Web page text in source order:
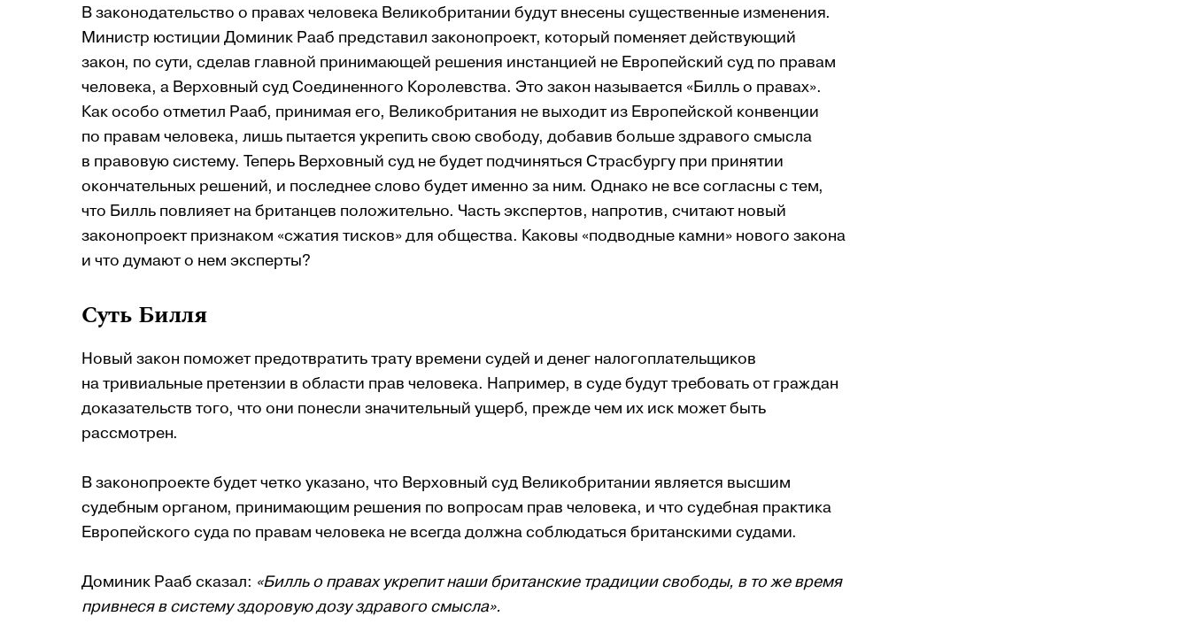
В законодательство о правах человека Великобритании будут внесены существенные изменения.
Министр юстиции Доминик Рааб представил законопроект, который поменяет действующий
закон, по сути, сделав главной принимающей решения инстанцией не Европейский суд по правам
человека, а Верховный суд Соединенного Королевства. Это закон называется «Билль о правах».
Как особо отметил Рааб, принимая его, Великобритания не выходит из Европейской конвенции
по правам человека, лишь пытается укрепить свою свободу, добавив больше здравого смысла
в правовую систему. Теперь Верховный суд не будет подчиняться Страсбургу при принятии
окончательных решений, и последнее слово будет именно за ним. Однако не все согласны с тем,
что Билль повлияет на британцев положительно. Часть экспертов, напротив, считают новый
законопроект признаком «сжатия тисков» для общества. Каковы «подводные камни» нового закона
и что думают о нем эксперты?
Суть Билля
Новый закон поможет предотвратить трату времени судей и денег налогоплательщиков
на тривиальные претензии в области прав человека. Например, в суде будут требовать от граждан
доказательств того, что они понесли значительный ущерб, прежде чем их иск может быть
рассмотрен.
В законопроекте будет четко указано, что Верховный суд Великобритании является высшим
судебным органом, принимающим решения по вопросам прав человека, и что судебная практика
Европейского суда по правам человека не всегда должна соблюдаться британскими судами.
Доминик Рааб сказал: «Билль о правах укрепит наши британские традиции свободы, в то же время
привнеся в систему здоровую дозу здравого смысла».